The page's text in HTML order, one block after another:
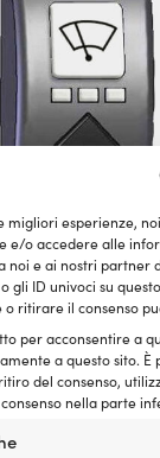
migliori esperienze,
e/o accedere alle
noi e ai nostri partner
gli ID univoci su
o ritirare il consenso
per acconsentire a
a questo sito.
del consenso,
nella parte
tergicristallo
12/24 V, per 2
DISPONIBILE SU